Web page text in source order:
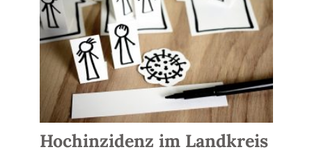
Hochinzidenz im Landkreis